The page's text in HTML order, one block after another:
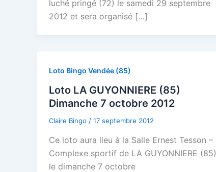
luché pringé (72) le samedi 29 septembre
2012 et sera organisé […]
Loto Bingo Vendée (85)
Loto LA GUYONNIERE (85)
Dimanche 7 octobre 2012
Claire Bingo / 17 septembre 2012
Ce loto aura lieu à la Salle Ernest Tesson –
Complexe sportif de LA GUYONNIERE (85)
le dimanche 7 octobre